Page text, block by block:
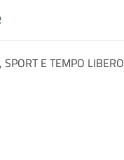
E TEMPO LIBERO